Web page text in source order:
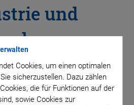
Cookies, um einen optimalen
sicherzustellen. Dazu zählen
die für Funktionen auf der
sowie Cookies zur
und
Komplexität reduzieren
Ceramic ermöglicht Entwicklern,